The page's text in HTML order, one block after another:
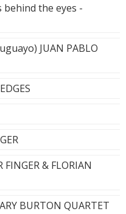
the eyes -
JUAN PABLO
& FLORIAN
BURTON QUARTET